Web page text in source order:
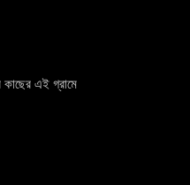
কাছের এই গ্রামে